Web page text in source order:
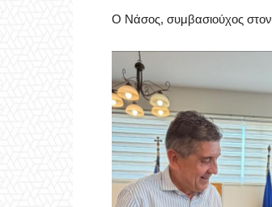
Ο Νάσος, συμβασιούχος στον